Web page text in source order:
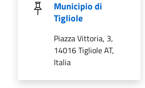
Municipio di
Tigliole
Piazza Vittoria, 3,
14016 Tigliole AT,
Italia